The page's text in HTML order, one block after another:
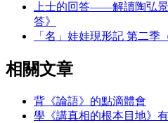
上士的回答——解讀陶弘
答》
「名」娃娃現形記 第二季
相關文章
背《論語》的點滴體會
學《講真相的根本目地》